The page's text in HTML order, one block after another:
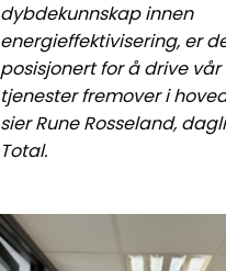
dybdekunnskap innen
energieffektivisering, er
posisjonert for å drive vår
tjenester fremover i
sier Rune Rosseland,
Total.